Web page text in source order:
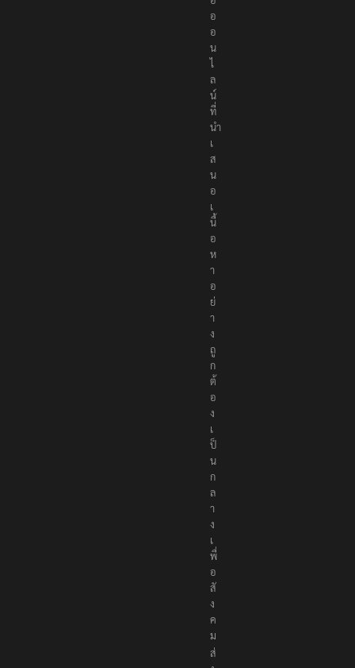
อ
อ
น
ไ
ล
น์
ที่
นำ
เ
ส
น
อ
เ
นื้
อ
ห
า
อ
ย่
า
ง
ถู
ก
ต้
อ
ง
เ
ป็
น
ก
ล
า
ง
เ
พื่
อ
สั
ง
ค
ม
ส่